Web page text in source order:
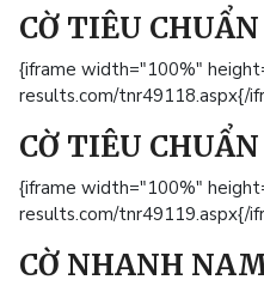
CỜ TIÊU
{iframe width="100%"
results.com/tnr49118.aspx{/
CỜ TIÊU
{iframe width="100%"
results.com/tnr49119.aspx{/
CỜ NHANH